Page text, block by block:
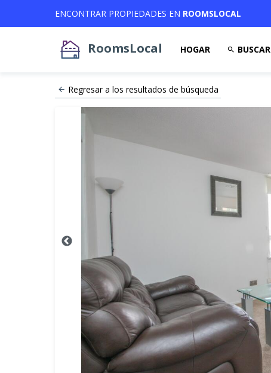
ENCONTRAR PROPIEDADES EN ROOMSLOCAL
RoomsLocal HOGAR BUSCAR
Regresar a los resultados de búsqueda